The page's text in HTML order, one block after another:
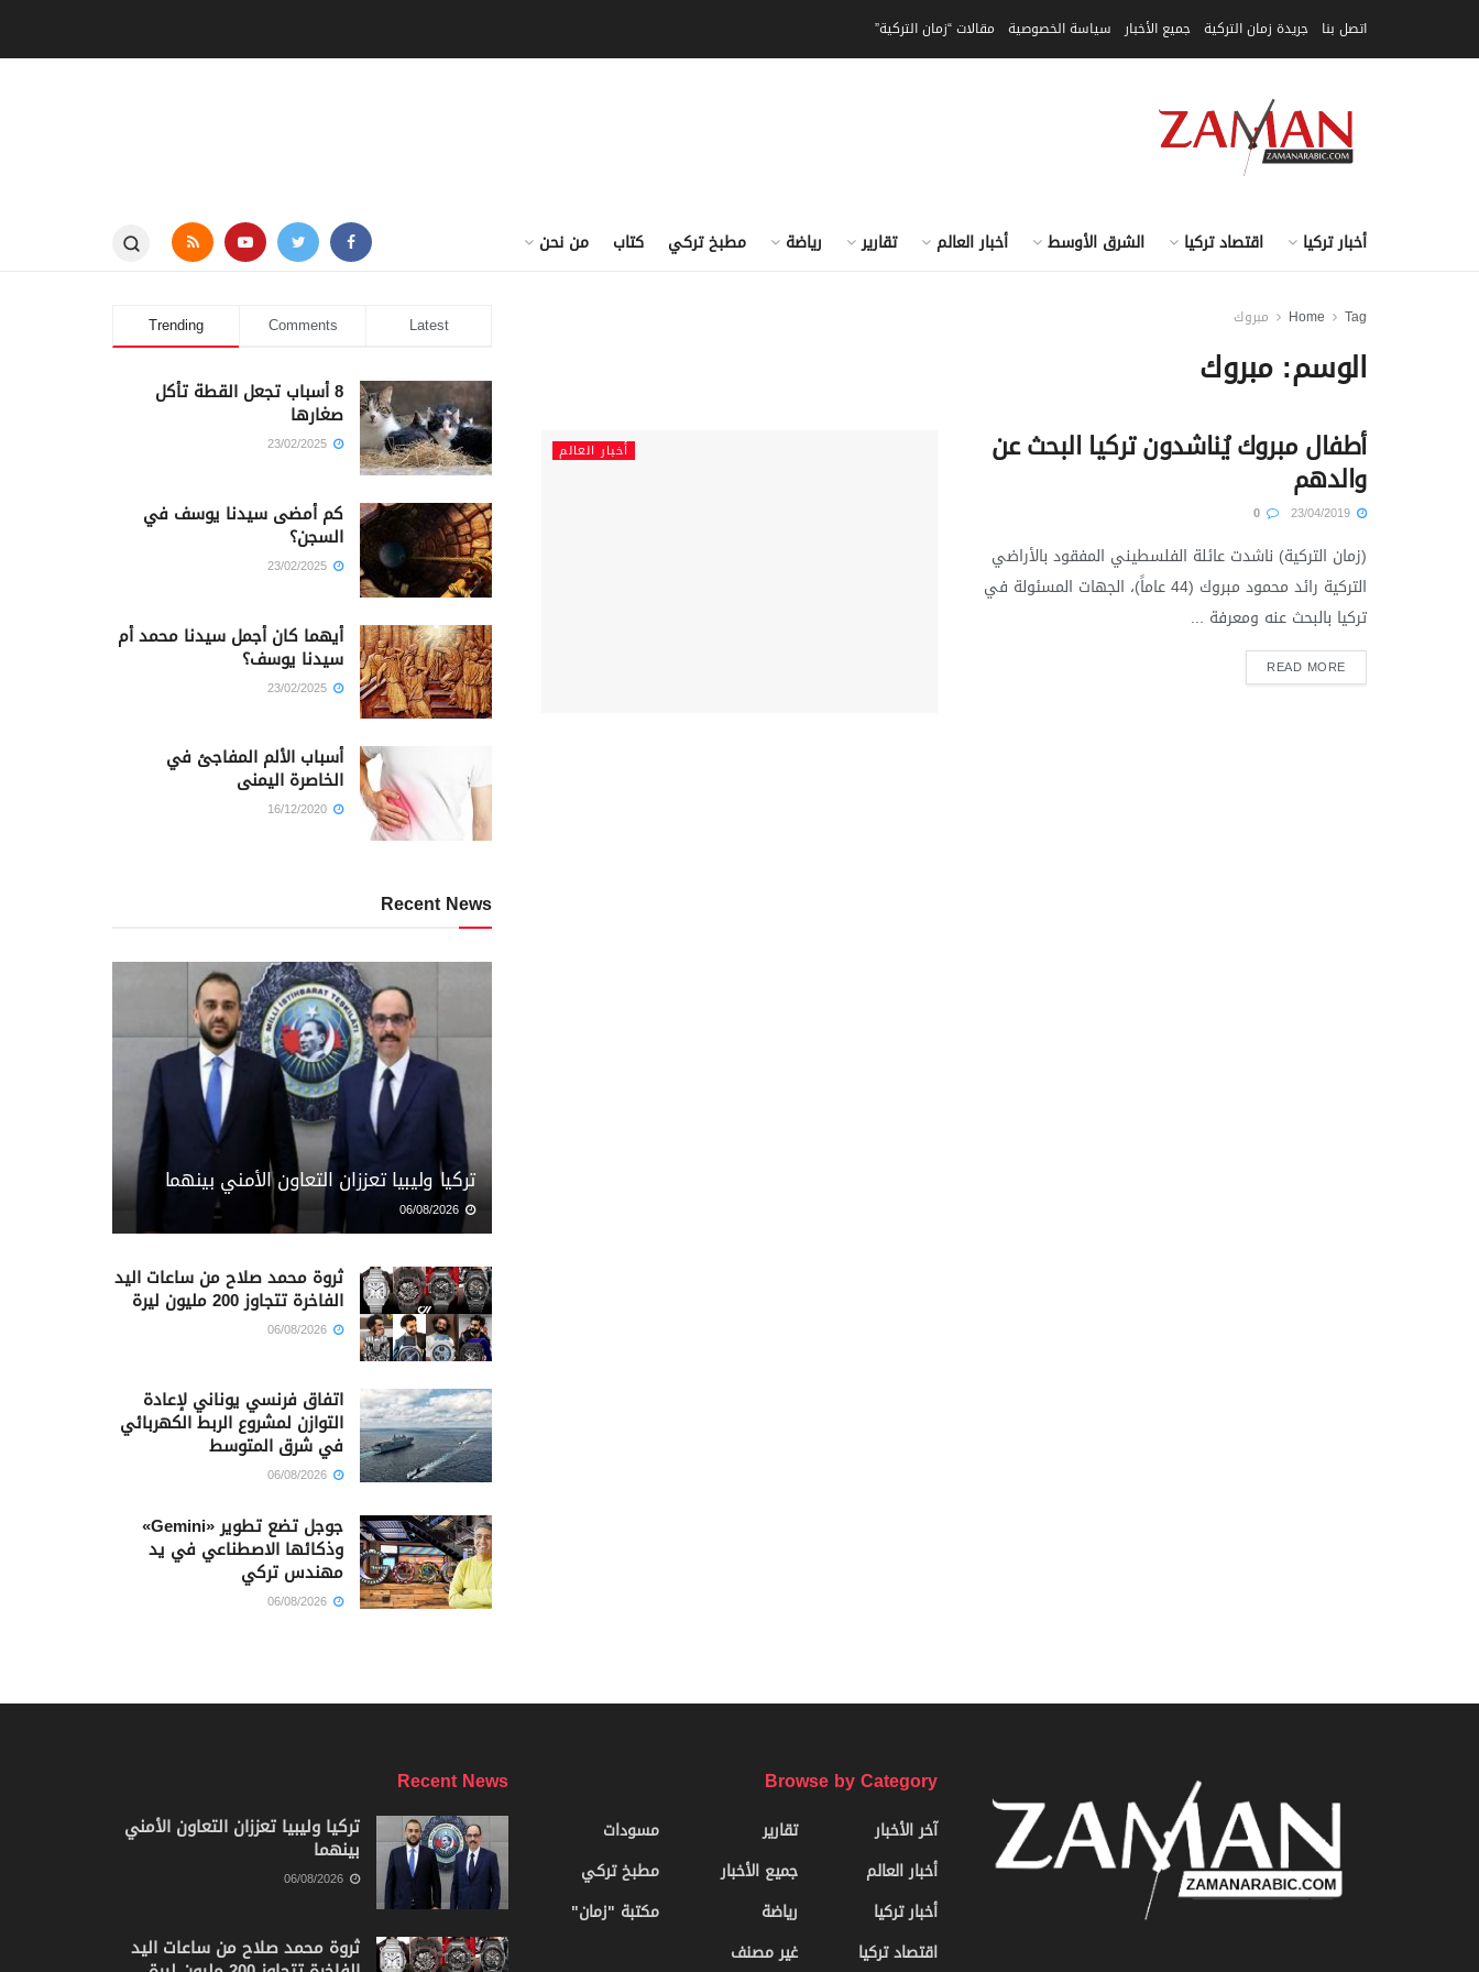
اتصل بنا جريدة زمان التركية جميع الأخبار سياسة الخصوصية مقالات “زمان التركية”
أخبار تركيا اقتصاد تركيا الشرق الأوسط أخبار العالم تقارير رياضة مطبخ تركي كتاب من نحن
Home Tag مبروك
الوسم:مبروك
أخبار العالم أطفال مبروك يُناشدون تركيا البحث عن
والدهم
(زمان التركية) ناشدت عائلة الفلسطيني المفقود بالأراضي
التركية رائد محمود مبروك (44 عاماً)، الجهات المسئولة في
تركيا بالبحث عنه ومعرفة ...
READ MORE
Trending Comments Latest
8 أسباب تجعل القطة تأكل
صغارها
كم أمضى سيدنا يوسف في
السجن؟
أيهما كان أجمل سيدنا محمد أم
سيدنا يوسف؟
أسباب الألم المفاجئ في
الخاصرة اليمنى
Recent News
تركيا وليبيا تعززان التعاون الأمني بينهما
ثروة محمد صلاح من ساعات اليد
الفاخرة تتجاوز 200 مليون ليرة
اتفاق فرنسي يوناني لإعادة
التوازن لمشروع الربط الكهربائي
في شرق المتوسط
جوجل تضع تطوير «Gemini»
وذكائها الاصطناعي في يد
مهندس تركي
Browse by Category
آخر الأخبار
أخبار العالم
أخبار تركيا
اقتصاد تركيا
تقارير
جميع الأخبار
رياضة
غير مصنف
مسودات
مطبخ تركي
مكتبة "زمان"
Recent News
تركيا وليبيا تعززان التعاون الأمني
بينهما
ثروة محمد صلاح من ساعات اليد